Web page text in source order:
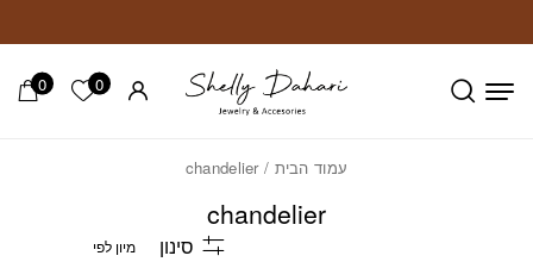
0 הרשימה
0
עמוד הבית / chandelier
chandelier
סינון